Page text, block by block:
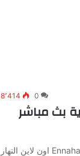
0 8٬414
بث مباشر
مشاهدة قناة النهار الجزائرية بث مباشر Ennahar اون لاين النهار